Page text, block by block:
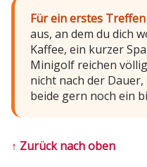
Für ein erstes
aus, an dem du dich
Kaffee, ein kurzer
Minigolf reichen
nicht nach der
beide gern noch ein
↑ Zurück nach oben